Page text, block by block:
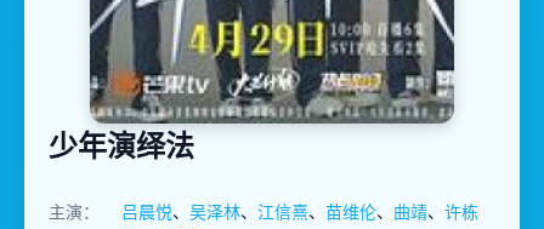
少年演绎法
主演： 吕晨悦、 吴泽林、 江信熹、 苗维伦、 曲靖、 许栋